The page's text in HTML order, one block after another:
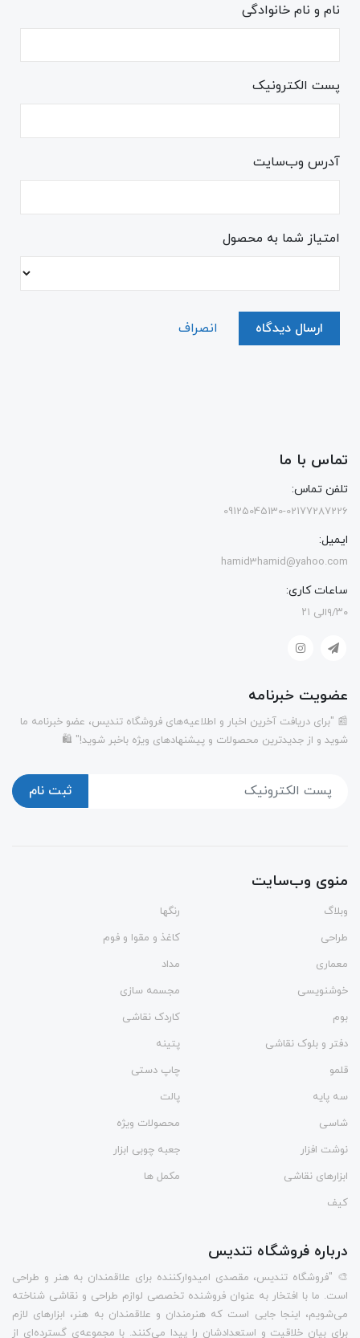
نام و نام خانوادگی
پست الکترونیک
آدرس وب‌سایت
امتیاز شما به محصول
ارسال دیدگاه انصراف
تماس با ما
تلفن تماس:
09125045130-02177287226
ایمیل:
hamid3hamid@yahoo.com
ساعات کاری:
۹/۳۰الی ۲۱
عضویت خبرنامه
📰 "برای دریافت آخرین اخبار و اطلاعیه‌های فروشگاه تندیس، عضو خبرنامه ما
شوید و از جدیدترین محصولات و پیشنهادهای ویژه باخبر شوید!" 🛍️
ثبت نام
منوی وب‌سایت
وبلاگ
رنگها
طراحی
کاغذ و مقوا و فوم
معماری
مداد
خوشنویسی
مجسمه سازی
بوم
کاردک نقاشی
دفتر و بلوک نقاشی
پتینه
قلمو
چاپ دستی
سه پایه
پالت
شاسی
محصولات ویژه
نوشت افزار
جعبه چوبی ابزار
ابزارهای نقاشی
مکمل ها
کیف
درباره فروشگاه تندیس
🎨 "فروشگاه تندیس، مقصدی امیدوارکننده برای علاقمندان به هنر و طراحی
است. ما با افتخار به عنوان فروشنده تخصصی لوازم طراحی و نقاشی شناخته
می‌شویم، اینجا جایی است که هنرمندان و علاقمندان به هنر، ابزارهای لازم
برای بیان خلاقیت و استعدادشان را پیدا می‌کنند. با مجموعه‌ی گسترده‌ای از